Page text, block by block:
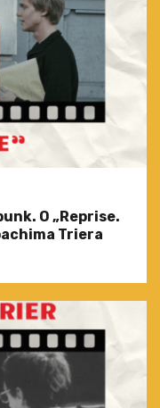
O „Reprise.
Triera